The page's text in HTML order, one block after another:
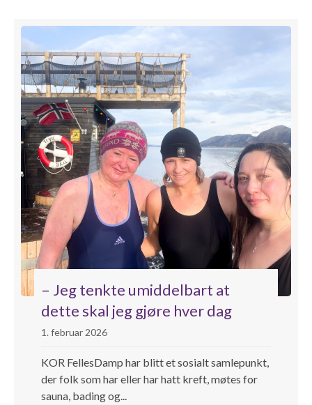
– Jeg tenkte umiddelbart at
dette skal jeg gjøre hver dag
1. februar 2026
KOR FellesDamp har blitt et sosialt samlepunkt,
der folk som har eller har hatt kreft, møtes for
sauna, bading og...